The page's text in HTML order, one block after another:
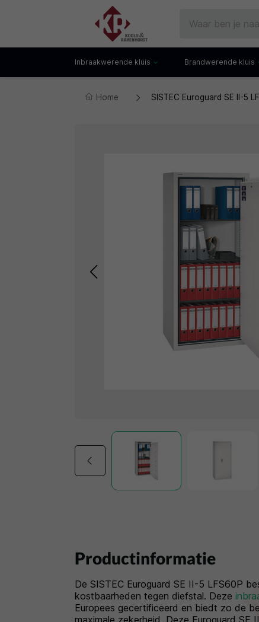
Inbraakwerende kluis
Gecertificeerde kluis
Brandwerende kluis
Documentenkluis
Home SISTEC Euroguard SE II-5
Productinformatie
De SISTEC Euroguard SE II-5 LFS60P
kostbaarheden tegen diefstal. Deze
Europees gecertificeerd en biedt zo de
maximale zekerheid. Deze Euroguard SE